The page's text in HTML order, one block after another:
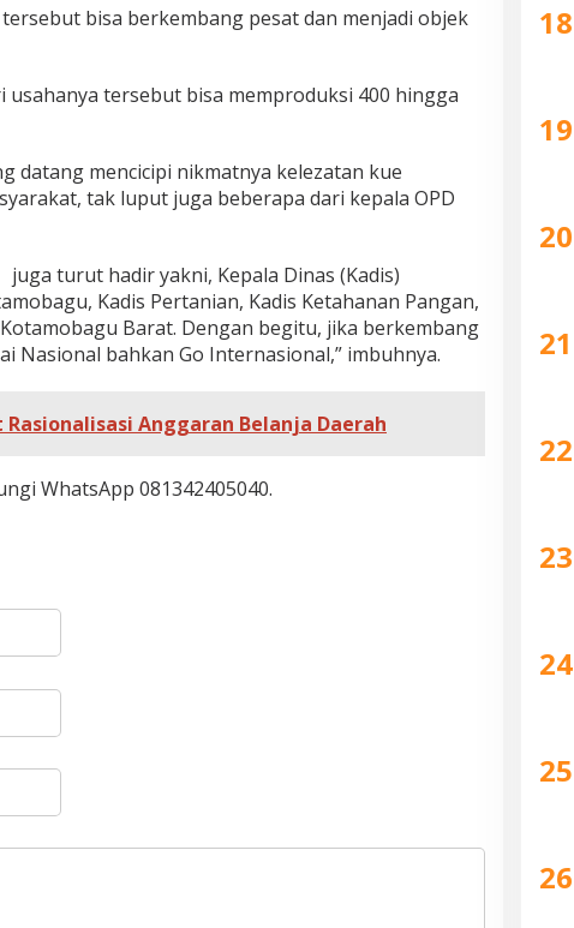
bisa berkembang pesat dan menjadi objek
tersebut bisa memproduksi 400 hingga
datang mencicipi nikmatnya kelezatan kue
tak luput juga beberapa dari kepala OPD
juga turut hadir yakni, Kepala Dinas (Kadis)
Kadis Pertanian, Kadis Ketahanan Pangan,
Barat. Dengan begitu, jika berkembang
Nasional bahkan Go Internasional,” imbuhnya.
Anggaran Belanja Daerah
WhatsApp 081342405040.
18
19
20
21
22
23
24
25
26